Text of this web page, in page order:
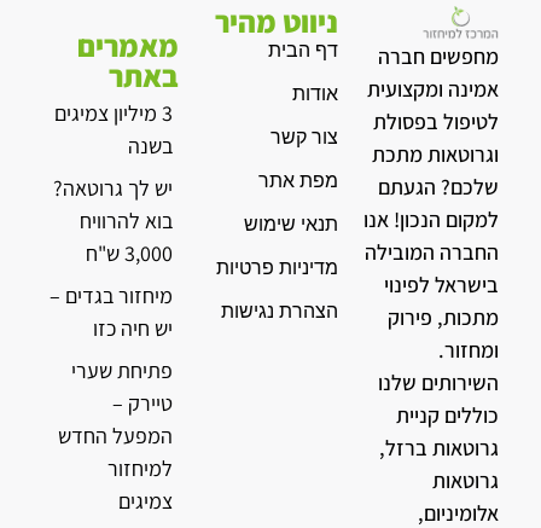
מחפשים חברה
אמינה ומקצועית
לטיפול בפסולת
וגרוטאות מתכת
שלכם? הגעתם
למקום הנכון! אנו
החברה המובילה
בישראל לפינוי
מתכות, פירוק
ומחזור.
השירותים שלנו
כוללים קניית
גרוטאות ברזל,
גרוטאות
אלומיניום,
ניווט מהיר
דף הבית
אודות
צור קשר
מפת אתר
תנאי שימוש
מדיניות פרטיות
הצהרת נגישות
מאמרים
באתר
3 מיליון צמיגים
בשנה
יש לך גרוטאה?
בוא להרוויח
3,000 ש"ח
מיחזור בגדים –
יש חיה כזו
פתיחת שערי
טיירק –
המפעל החדש
למיחזור
צמיגים